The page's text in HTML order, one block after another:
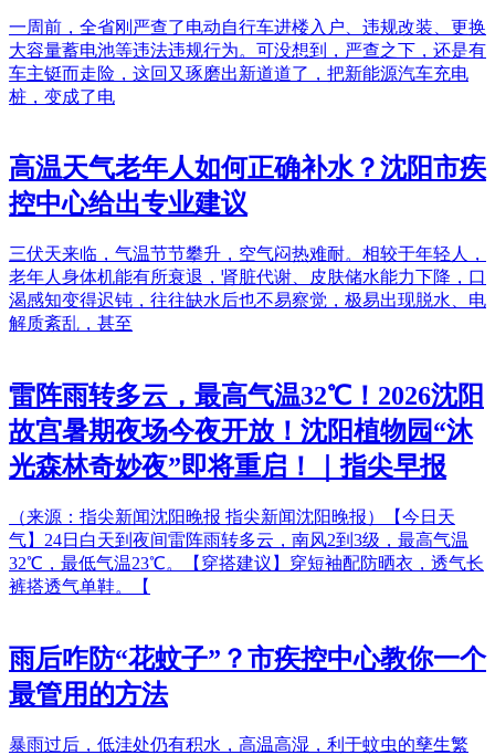
一周前，全省刚严查了电动自行车进楼入户、违规改装、更换
大容量蓄电池等违法违规行为。可没想到，严查之下，还是有
车主铤而走险，这回又琢磨出新道道了，把新能源汽车充电
桩，变成了电
高温天气老年人如何正确补水？沈阳市疾
控中心给出专业建议
三伏天来临，气温节节攀升，空气闷热难耐。相较于年轻人，
老年人身体机能有所衰退，肾脏代谢、皮肤储水能力下降，口
渴感知变得迟钝，往往缺水后也不易察觉，极易出现脱水、电
解质紊乱，甚至
雷阵雨转多云，最高气温32℃！2026沈阳
故宫暑期夜场今夜开放！沈阳植物园“沐
光森林奇妙夜”即将重启！｜指尖早报
（来源：指尖新闻沈阳晚报 指尖新闻沈阳晚报）【今日天
气】24日白天到夜间雷阵雨转多云，南风2到3级，最高气温
32℃，最低气温23℃。【穿搭建议】穿短袖配防晒衣，透气长
裤搭透气单鞋。【
雨后咋防“花蚊子”？市疾控中心教你一个
最管用的方法
暴雨过后，低洼处仍有积水，高温高湿，利于蚊虫的孳生繁